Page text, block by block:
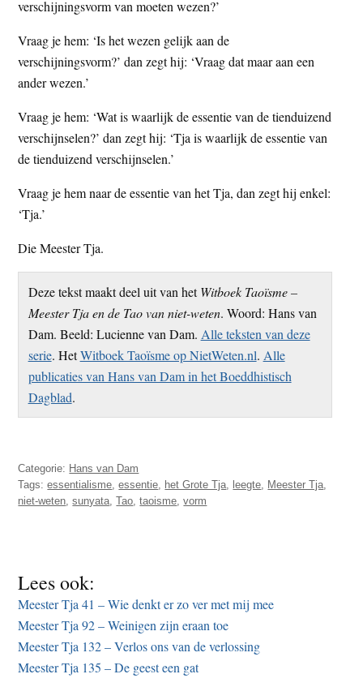
verschijningsvorm van moeten wezen?’
Vraag je hem: ‘Is het wezen gelijk aan de
verschijningsvorm?’ dan zegt hij: ‘Vraag dat maar aan een
ander wezen.’
Vraag je hem: ‘Wat is waarlijk de essentie van de tienduizend
verschijnselen?’ dan zegt hij: ‘Tja is waarlijk de essentie van
de tienduizend verschijnselen.’
Vraag je hem naar de essentie van het Tja, dan zegt hij enkel:
‘Tja.’
Die Meester Tja.
Deze tekst maakt deel uit van hetWitboek Taoïsme –
Meester Tja en de Tao van niet-weten. Woord: Hans van
Dam. Beeld: Lucienne van Dam. Alle teksten van deze
serie. HetWitboek Taoïsme op NietWeten.nl. Alle
publicaties van Hans van Dam in het Boeddhistisch
Dagblad.
Categorie: Hans van Dam
Tags:essentialisme,essentie, het Grote Tja, leegte, Meester Tja,
niet-weten,sunyata,Tao,taoisme,vorm
Lees ook:
Meester Tja 41 – Wie denkt er zo ver met mij mee
Meester Tja 92 – Weinigen zijn eraan toe
Meester Tja 132 – Verlos ons van de verlossing
Meester Tja 135 – De geest een gat